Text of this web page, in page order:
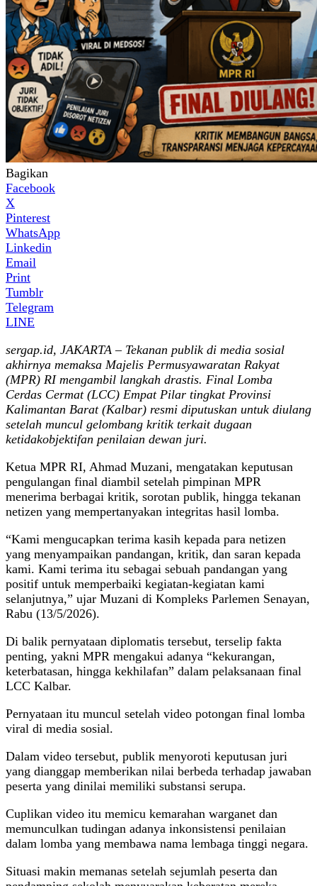
Bagikan
Facebook
X
Pinterest
WhatsApp
Linkedin
Email
Print
Tumblr
Telegram
LINE
sergap.id, JAKARTA – Tekanan publik di media sosial
akhirnya memaksa Majelis Permusyawaratan Rakyat
(MPR) RI mengambil langkah drastis. Final Lomba
Cerdas Cermat (LCC) Empat Pilar tingkat Provinsi
Kalimantan Barat (Kalbar) resmi diputuskan untuk diulang
setelah muncul gelombang kritik terkait dugaan
ketidakobjektifan penilaian dewan juri.
Ketua MPR RI, Ahmad Muzani, mengatakan keputusan
pengulangan final diambil setelah pimpinan MPR
menerima berbagai kritik, sorotan publik, hingga tekanan
netizen yang mempertanyakan integritas hasil lomba.
“Kami mengucapkan terima kasih kepada para netizen
yang menyampaikan pandangan, kritik, dan saran kepada
kami. Kami terima itu sebagai sebuah pandangan yang
positif untuk memperbaiki kegiatan-kegiatan kami
selanjutnya,” ujar Muzani di Kompleks Parlemen Senayan,
Rabu (13/5/2026).
Di balik pernyataan diplomatis tersebut, terselip fakta
penting, yakni MPR mengakui adanya “kekurangan,
keterbatasan, hingga kekhilafan” dalam pelaksanaan final
LCC Kalbar.
Pernyataan itu muncul setelah video potongan final lomba
viral di media sosial.
Dalam video tersebut, publik menyoroti keputusan juri
yang dianggap memberikan nilai berbeda terhadap jawaban
peserta yang dinilai memiliki substansi serupa.
Cuplikan video itu memicu kemarahan warganet dan
memunculkan tudingan adanya inkonsistensi penilaian
dalam lomba yang membawa nama lembaga tinggi negara.
Situasi makin memanas setelah sejumlah peserta dan